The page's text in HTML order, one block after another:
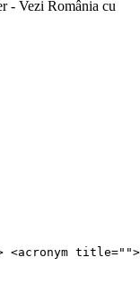
- Vezi România cu
title="">